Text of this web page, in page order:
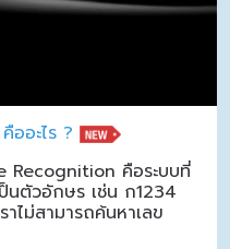
ออะไร ?
Recognition คือระบบที่
นตัวอักษร เช่น ก1234
ไม่สามารถค้นหาเลข